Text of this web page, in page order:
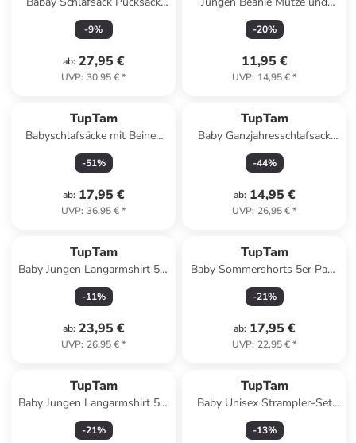
Round in grau Modell 1
-9%
ab: 27,95 €
UVP: 30,95 €*
Schlauchschal 2er Set in blau
-20%
11,95 €
UVP: 14,95 €*
TupTam
Babyschlafsäcke mit Beinen
und Ärmel in gelb/braun
-51%
ab: 17,95 €
UVP: 36,95 €*
TupTam
Baby Ganzjahresschlafsack
mit Beinen 2,5 Tog in gelb
Modell 2
-44%
ab: 14,95 €
UVP: 26,95 €*
TupTam
Baby Jungen Langarmshirt 5er
Pack in gelb/grün
-11%
ab: 23,95 €
UVP: 26,95 €*
TupTam
Baby Sommershorts 5er Pack
in grau/grün
-21%
ab: 17,95 €
UVP: 22,95 €*
TupTam
Baby Jungen Langarmshirt 5er
Set in blau/rot
-21%
TupTam
Baby Unisex Strampler-Set
mit Aufdruck Spruch 2-tlg in
rosa/weiß
-13%